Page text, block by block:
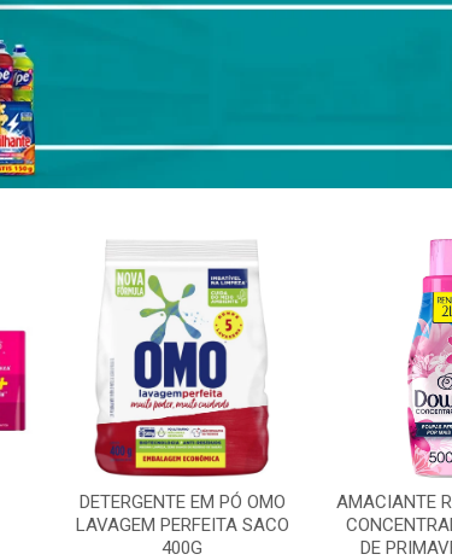
DETERGENTE EM PÓ OMO
LAVAGEM PERFEITA SACO
400G
AMACIANTE
DE